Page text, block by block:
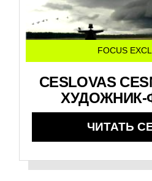
FOCUS
CESLOVAS
ХУДОЖНИК-
ЧИТАТЬ